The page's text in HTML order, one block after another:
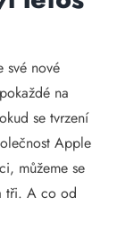
své nové
na
se tvrzení
Apple
můžeme se
tři. A co od